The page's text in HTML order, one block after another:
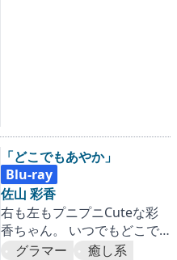
「どこでもあやか」
Blu-ray
佐山 彩香
右も左もプニプニCuteな彩
香ちゃん。 いつでもどこで
も恋愛モードまっしぐら！
グラマー 癒し系